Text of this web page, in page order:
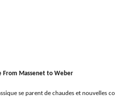
From Massenet to Weber
se parent de chaudes et nouvelles